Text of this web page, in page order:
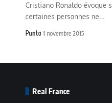
Cristiano Ronaldo évoque
certaines personnes ne…
Punto 1 novembre 2015
Real France